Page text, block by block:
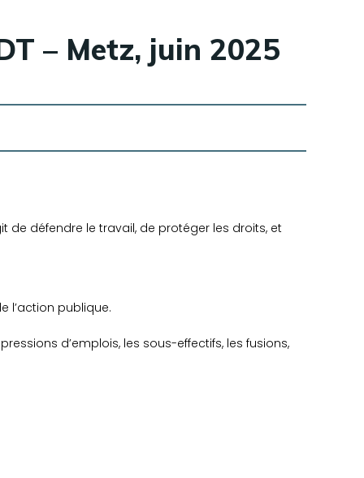
– Metz, juin 2025
de défendre le travail, de prot­éger les droits, et
l’action publique.
d’emplois, les sous-effectifs, les fusions,